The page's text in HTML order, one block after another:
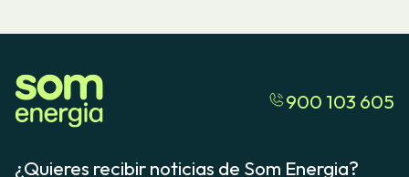
900 103 605
¿Quieres recibir noticias de Som Energia?